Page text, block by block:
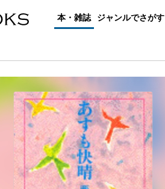
本・雑誌 ジャンルでさがす